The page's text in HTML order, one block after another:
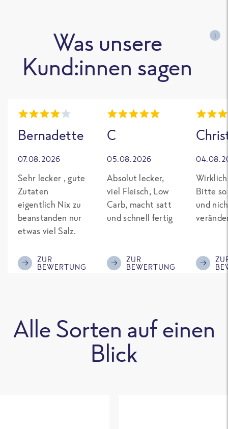
Was unsere
Kund:innen sagen
i
Bernadette
07.08.2026
Sehr lecker , gute
Zutaten
eigentlich Nix zu
beanstanden nur
etwas viel Salz.
ZUR
BEWERTUNG
C
05.08.2026
Absolut lecker,
viel Fleisch, Low
Carb, macht satt
und schnell fertig
ZUR
BEWERTUNG
Bitte so
und
Alle Sorten auf einen
Blick